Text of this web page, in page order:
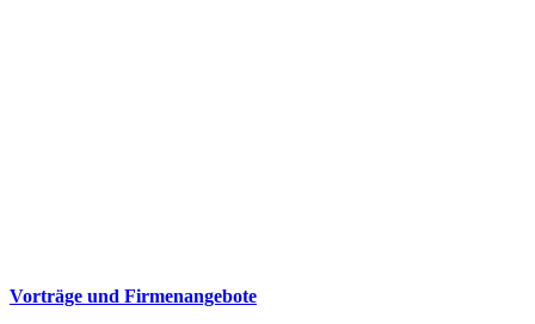
Vorträge und Firmenangebote